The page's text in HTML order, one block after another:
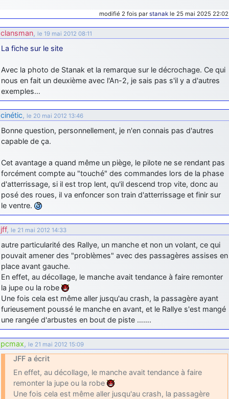
modifié 2 fois par stanak le 25 mai 2025 22:02
clansman, le 19 mai 2012 08:11
La fiche sur le site
Avec la photo de Stanak et la remarque sur le décrochage. Ce qui
nous en fait un deuxième avec l'An-2, je sais pas s'il y a d'autres
exemples…
cinétic, le 20 mai 2012 13:46
Bonne question, personnellement, je n'en connais pas d'autres
capable de ça.
Cet avantage a quand même un piège, le pilote ne se rendant pas
forcément compte au "touché" des commandes lors de la phase
d'atterrissage, si il est trop lent, qu'il descend trop vite, donc au
posé des roues, il va enfoncer son train d'atterrissage et finir sur
le ventre.
jff, le 21 mai 2012 14:33
autre particularité des Rallye, un manche et non un volant, ce qui
pouvait amener des "problèmes" avec des passagères assises en
place avant gauche.
En effet, au décollage, le manche avait tendance à faire remonter
la jupe ou la robe
Une fois cela est même aller jusqu'au crash, la passagère ayant
furieusement poussé le manche en avant, et le Rallye s'est mangé
une rangée d'arbustes en bout de piste …….
pcmax, le 21 mai 2012 15:09
JFF a écrit
En effet, au décollage, le manche avait tendance à faire
remonter la jupe ou la robe
Une fois cela est même aller jusqu'au crash, la passagère